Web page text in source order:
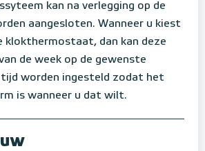
kan na verlegging op de
aangesloten. Wanneer u kiest
klokthermostaat, dan kan deze
de week op de gewenste
worden ingesteld zodat het
is wanneer u dat wilt.